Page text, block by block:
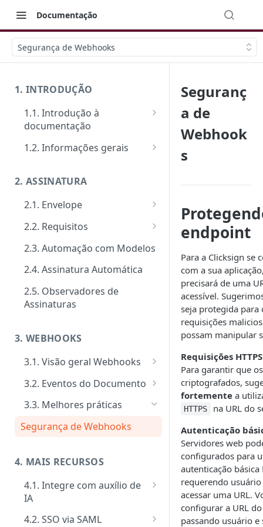
Documentação
Segurança de Webhooks
1. INTRODUÇÃO
1.1. Introdução à
documentação
Primeiros passos
Ferramentas de Teste:
Postman e Insomnia
1.2. Informações gerais
Suporte
Limite de requisições
Mensagens de erro
Segurança
2. ASSINATURA
2.1. Envelope
Guia de criação: O passo a
passo padrão
Tipos de notificações para os
signatários
das notificações
Notificações
Envelopes
Eventos
Ativação performática: alta
escala e assincronismo
Regras de finalização de
Envelopes
2.2. Requisitos
Tipos de requisitos de
autenticação
2.3. Automação com Modelos
2.4. Assinatura Automática
2.5. Observadores de
Assinaturas
3. WEBHOOKS
3.1. Visão geral Webhooks
Cadastro de Webhooks via APP
Cadastro de Webhooks via API
3.2. Eventos do Documento
Evento Add Signer
Evento Attempts by Whatsapp
Exceeded
Evento Auto Close
Evento Close
Evento Deadline
3.3. Melhores práticas
Segurança de Webhooks
4. MAIS RECURSOS
4.1. Integre com auxílio de
IA
MCP Server
4.2. SSO via SAML
Seguranç
a de
Webhook
s
endpoint
Para a Clicksign se
com a sua
precisará de uma
acessível.
seja protegida para
requisições
possam manipular
Requisições HTTPS
Para garantir que
criptografados,
fortemente a
HTTPS
na URL do
Autenticação
Servidores web
configurados para
autenticação básica
requerendo
acessar uma URL.
configurar a URL
passando usuário e